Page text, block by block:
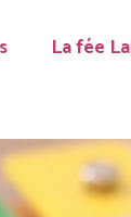
La fée